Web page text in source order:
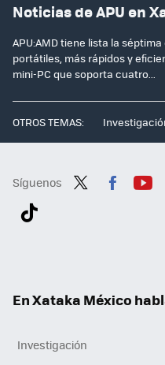
Noticias de APU en
APU:AMD tiene lista la
portátiles, más rápidos y
mini-PC que soporta cuatro...
OTROS TEMAS:
Síguenos
En Xataka México
Investigación